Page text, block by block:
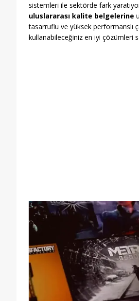
sistemleri ile sektörde fark
uluslararası kalite belgelerine
tasarruflu ve yüksek performanslı
kullanabileceğiniz en iyi çözümleri